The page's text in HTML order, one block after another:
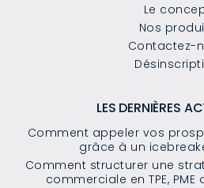
Le
Nos
Contactez-
LES DERNIÈRES
Comment appeler vos
grâce à un
Comment structurer une
commerciale en TPE, PME